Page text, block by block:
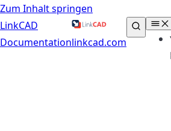
Zum Inhalt springen
LinkCAD
Documentationlinkcad.com